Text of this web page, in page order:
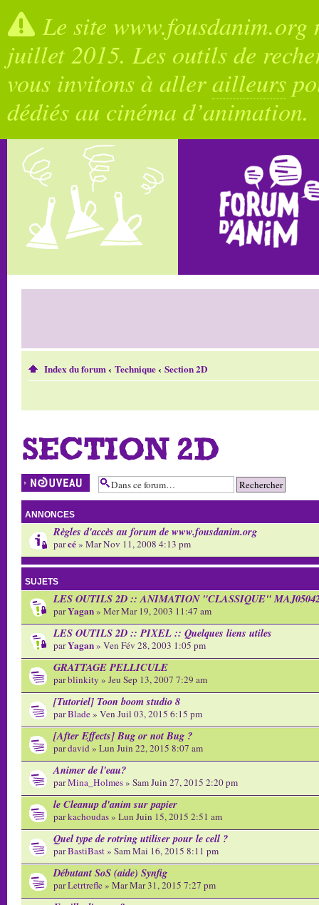
Le site
juillet 2015. Les outils de
vous invitons à allerailleurs
dédiés au cinéma d’animation.
Index du forum‹ Technique‹ Section 2D
SECTION 2D
Écrire un nouveau
sujet
ANNONCES
Règles d'accès au forum de www.fousdanim.org
parcé» Mar Nov 11, 2008 4:13 pm
SUJETS
LES OUTILS 2D :: ANIMATION "CLASSIQUE"
parYagan» Mer Mar 19, 2003 11:47 am
LES OUTILS 2D :: PIXEL :: Quelques liens utiles
parYagan» Ven Fév 28, 2003 1:05 pm
GRATTAGE PELLICULE
parblinkity » Jeu Sep 13, 2007 7:29 am
[Tutoriel] Toon boom studio 8
parBlade» Ven Juil 03, 2015 6:15 pm
[After Effects] Bug or not Bug ?
pardavid» Lun Juin 22, 2015 8:07 am
Animer de l'eau?
parMina_Holmes» Sam Juin 27, 2015 2:20 pm
le Cleanup d'anim sur papier
parkachoudas» Lun Juin 15, 2015 2:51 am
Quel type de rotring utiliser pour le cell ?
parBastiBast» Sam Mai 16, 2015 8:11 pm
Débutant SoS (aide) Synfig
parLetrtrefle» Mar Mar 31, 2015 7:27 pm